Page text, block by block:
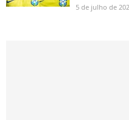
5 de julho de